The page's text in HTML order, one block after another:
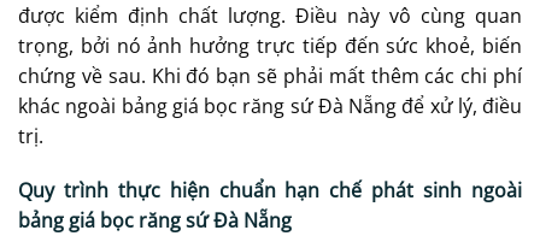
được kiểm định chất lượng. Điều này vô cùng quan
trọng, bởi nó ảnh hưởng trực tiếp đến sức khoẻ, biến
chứng về sau. Khi đó bạn sẽ phải mất thêm các chi phí
khác ngoài bảng giá bọc răng sứ Đà Nẵng để xử lý, điều
trị.
Quy trình thực hiện chuẩn hạn chế phát sinh ngoài
bảng giá bọc răng sứ Đà Nẵng